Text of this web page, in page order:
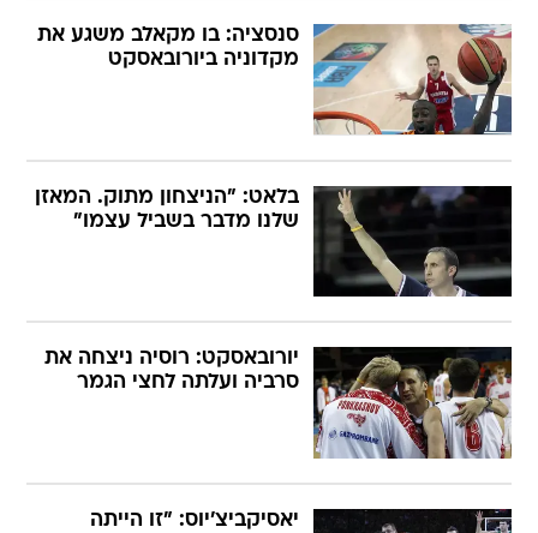
סנסציה: בו מקאלב משגע את
מקדוניה ביורובאסקט
בלאט: "הניצחון מתוק. המאזן
שלנו מדבר בשביל עצמו"
יורובאסקט: רוסיה ניצחה את
סרביה ועלתה לחצי הגמר
יאסיקביצ'יוס: "זו הייתה